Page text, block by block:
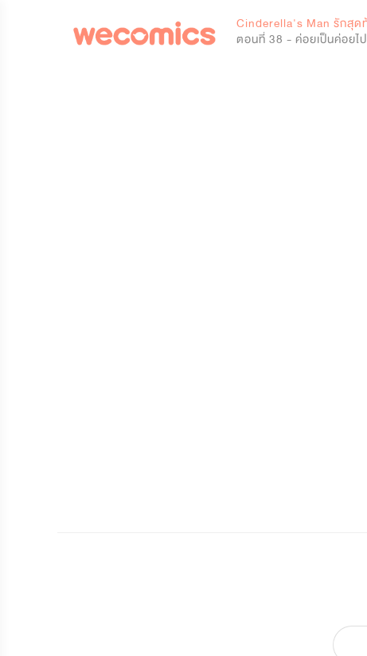
Cinderella's Man รักสุด
ตอนที่ 38 - ค่อยเป็นค่อยไป